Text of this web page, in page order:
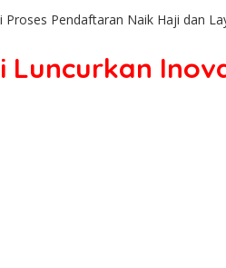
Pendaftaran Naik Haji dan